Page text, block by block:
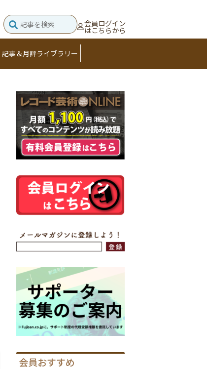
会員ログイン
はこちらから
記事＆月評ライブラリー
会員おすすめ